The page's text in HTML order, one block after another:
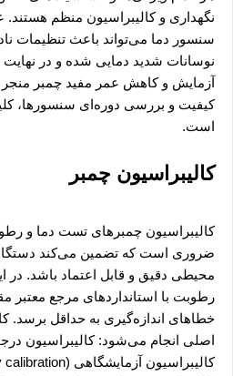
نگهداری و کالیبراسیون منظم
سنسور دما می‌تواند باعث تنظیمات
نوسانات شدید دمایی شده و در نهایت
آزمایش و کاهش عمر مفید چمبر منجر
کیفیت و بررسی دوره‌ای سنسورها،
است.
کالیبراسیون چمبر
کالیبراسیون چمبرهای تست دما و
ضروری است که تضمین می‌کند دستگاه
محیطی دقیق و قابل اعتماد باشد. در
رطوبت با استانداردهای مرجع معتبر
خطاهای اندازه‌گیری به حداقل برسد.